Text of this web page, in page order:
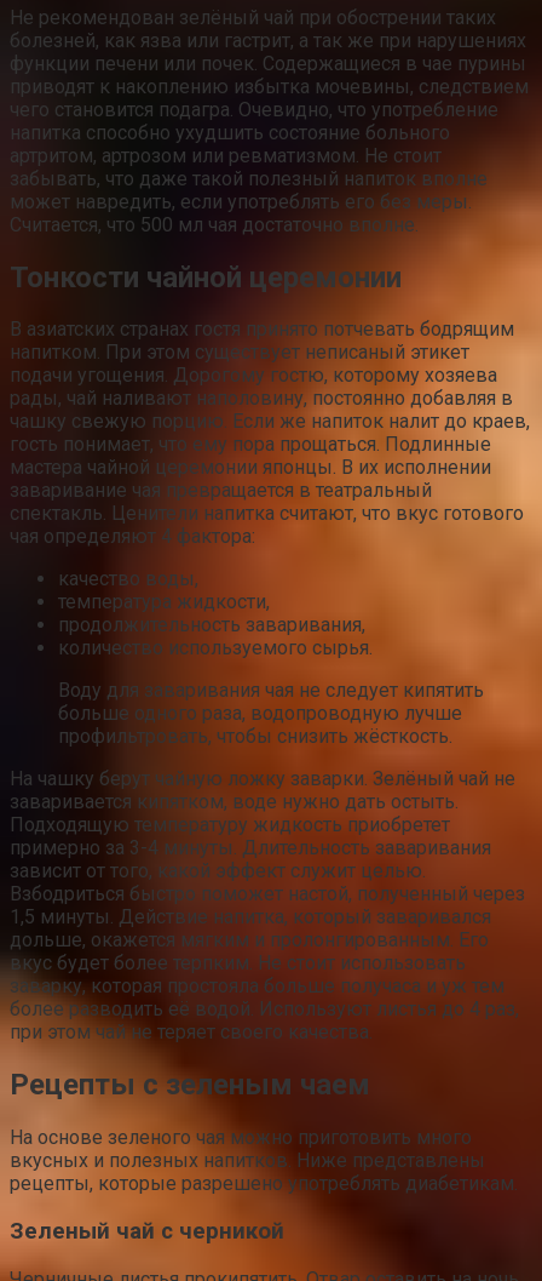
Не рекомендован зелёный чай при обострении таких
болезней, как язва или гастрит, а так же при нарушениях
функции печени или почек. Содержащиеся в чае пурины
приводят к накоплению избытка мочевины, следствием
чего становится подагра. Очевидно, что употребление
напитка способно ухудшить состояние больного
артритом, артрозом или ревматизмом. Не стоит
забывать, что даже такой полезный напиток вполне
может навредить, если употреблять его без меры.
Считается, что 500 мл чая достаточно вполне.
Тонкости чайной церемонии
В азиатских странах гостя принято потчевать бодрящим
напитком. При этом существует неписаный этикет
подачи угощения. Дорогому гостю, которому хозяева
рады, чай наливают наполовину, постоянно добавляя в
чашку свежую порцию. Если же напиток налит до краев,
гость понимает, что ему пора прощаться. Подлинные
мастера чайной церемонии японцы. В их исполнении
заваривание чая превращается в театральный
спектакль. Ценители напитка считают, что вкус готового
чая определяют 4 фактора:
качество воды,
температура жидкости,
продолжительность заваривания,
количество используемого сырья.
Воду для заваривания чая не следует кипятить
больше одного раза, водопроводную лучше
профильтровать, чтобы снизить жёсткость.
На чашку берут чайную ложку заварки. Зелёный чай не
заваривается кипятком, воде нужно дать остыть.
Подходящую температуру жидкость приобретет
примерно за 3-4 минуты. Длительность заваривания
зависит от того, какой эффект служит целью.
Взбодриться быстро поможет настой, полученный через
1,5 минуты. Действие напитка, который заваривался
дольше, окажется мягким и пролонгированным. Его
вкус будет более терпким. Не стоит использовать
заварку, которая простояла больше получаса и уж тем
более разводить её водой. Используют листья до 4 раз,
при этом чай не теряет своего качества.
Рецепты с зеленым чаем
На основе зеленого чая можно приготовить много
вкусных и полезных напитков. Ниже представлены
рецепты, которые разрешено употреблять диабетикам.
Зеленый чай с черникой